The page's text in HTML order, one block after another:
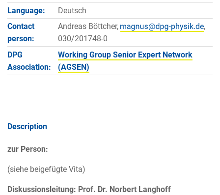
Language:
Deutsch
Contact
person:
Andreas Böttcher,
,
030/201748-0
DPG
Association:
Working Group Senior Expert Network
(AGSEN)
Description
zur Person:
(siehe beigefügte Vita)
Diskussionsleitung: Prof. Dr. Norbert Langhoff